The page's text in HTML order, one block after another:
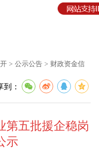
> 公示公告 > 财政资金信
到：
第五批援企稳岗
示